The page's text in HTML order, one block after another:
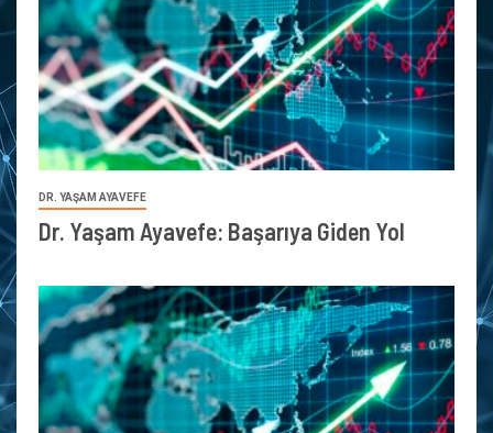
DR. YAŞAM AYAVEFE
Dr. Yaşam Ayavefe: Başarıya Giden Yol